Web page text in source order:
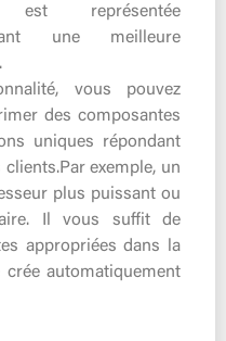
est représentée
une meilleure
vous pouvez
des composantes
uniques répondant
exemple, un
plus puissant ou
Il vous suffit de
appropriées dans la
crée automatiquement